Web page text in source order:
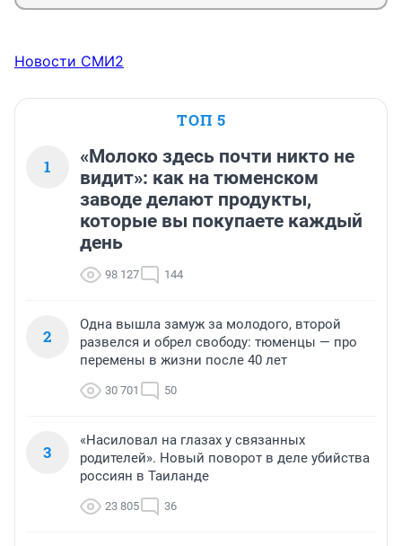
Новости СМИ2
ТОП 5
1
«Молоко здесь почти никто не
видит»: как на тюменском
заводе делают продукты,
которые вы покупаете каждый
день
98 127 144
2
Одна вышла замуж за молодого, второй
развелся и обрел свободу: тюменцы — про
перемены в жизни после 40 лет
30 701 50
3
«Насиловал на глазах у связанных
родителей». Новый поворот в деле убийства
россиян в Таиланде
23 805 36